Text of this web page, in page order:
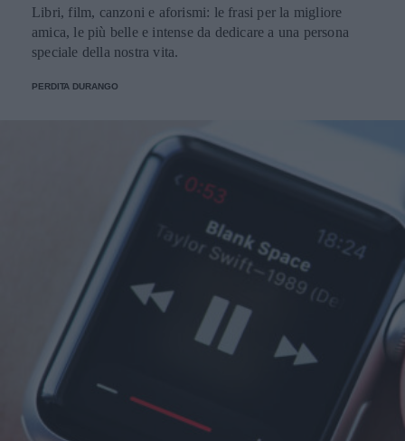
Libri, film, canzoni e aforismi: le frasi per la migliore
amica, le più belle e intense da dedicare a una persona
speciale della nostra vita.
PERDITA DURANGO